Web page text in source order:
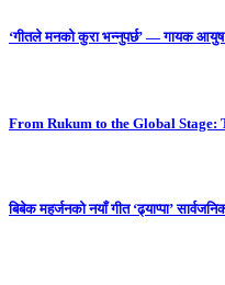
‘गीतले मनको कुरा भन्नुपर्छ’ — गायक
From Rukum to the Global Stage:
बिबेक महर्जनको नयाँ गीत ‘ढ्याप्पा’